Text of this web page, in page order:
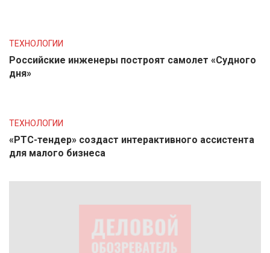
ТЕХНОЛОГИИ
Российские инженеры построят самолет «Судного
дня»
ТЕХНОЛОГИИ
«РТС-тендер» создаст интерактивного ассистента
для малого бизнеса